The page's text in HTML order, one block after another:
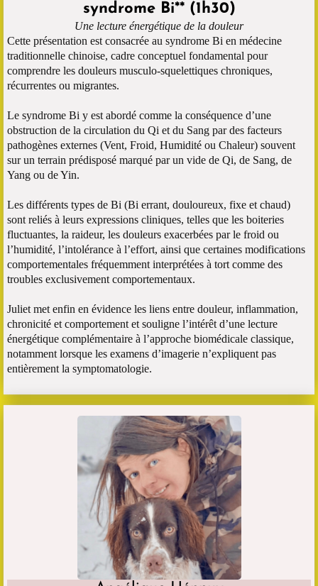
syndrome Bi** (1h30)
Une lecture énergétique de la douleur
Cette présentation est consacrée au syndrome Bi en médecine
traditionnelle chinoise, cadre conceptuel fondamental pour
comprendre les douleurs musculo-squelettiques chroniques,
récurrentes ou migrantes.
Le syndrome Bi y est abordé comme la conséquence d’une
obstruction de la circulation du Qi et du Sang par des facteurs
pathogènes externes (Vent, Froid, Humidité ou Chaleur) souvent
sur un terrain prédisposé marqué par un vide de Qi, de Sang, de
Yang ou de Yin.
Les différents types de Bi (Bi errant, douloureux, fixe et chaud)
sont reliés à leurs expressions cliniques, telles que les boiteries
fluctuantes, la raideur, les douleurs exacerbées par le froid ou
l’humidité, l’intolérance à l’effort, ainsi que certaines modifications
comportementales fréquemment interprétées à tort comme des
troubles exclusivement comportementaux.
Juliet met enfin en évidence les liens entre douleur, inflammation,
chronicité et comportement et souligne l’intérêt d’une lecture
énergétique complémentaire à l’approche biomédicale classique,
notamment lorsque les examens d’imagerie n’expliquent pas
entièrement la symptomatologie.